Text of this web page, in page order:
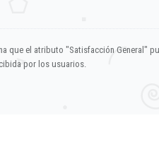
que el atributo "Satisfacción General"
por los usuarios.